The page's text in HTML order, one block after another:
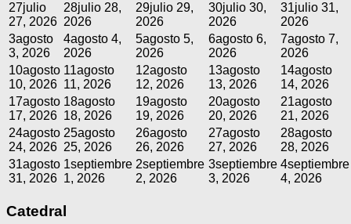
27julio
27, 2026
28julio 28,
2026
29julio 29,
2026
30julio 30,
2026
31julio 31,
2026
3agosto
3, 2026
4agosto 4,
2026
5agosto 5,
2026
6agosto 6,
2026
7agosto 7,
2026
10agosto
10, 2026
11agosto
11, 2026
12agosto
12, 2026
13agosto
13, 2026
14agosto
14, 2026
17agosto
17, 2026
18agosto
18, 2026
19agosto
19, 2026
20agosto
20, 2026
21agosto
21, 2026
24agosto
24, 2026
25agosto
25, 2026
26agosto
26, 2026
27agosto
27, 2026
28agosto
28, 2026
31agosto
31, 2026
1septiembre
1, 2026
2septiembre
2, 2026
3septiembre
3, 2026
4septiembre
4, 2026
Catedral